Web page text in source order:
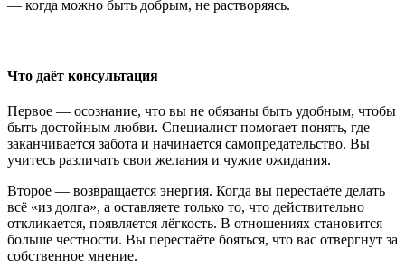
— когда можно быть добрым, не растворяясь.
Что даёт консультация
Первое — осознание, что вы не обязаны быть удобным, чтобы
быть достойным любви. Специалист помогает понять, где
заканчивается забота и начинается самопредательство. Вы
учитесь различать свои желания и чужие ожидания.
Второе — возвращается энергия. Когда вы перестаёте делать
всё «из долга», а оставляете только то, что действительно
откликается, появляется лёгкость. В отношениях становится
больше честности. Вы перестаёте бояться, что вас отвергнут за
собственное мнение.